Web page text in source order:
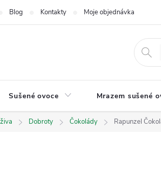
Blog Kontakty Moje objednávka
Sušené ovoce Mrazem sušené
Dobroty Čokolády Rapunzel